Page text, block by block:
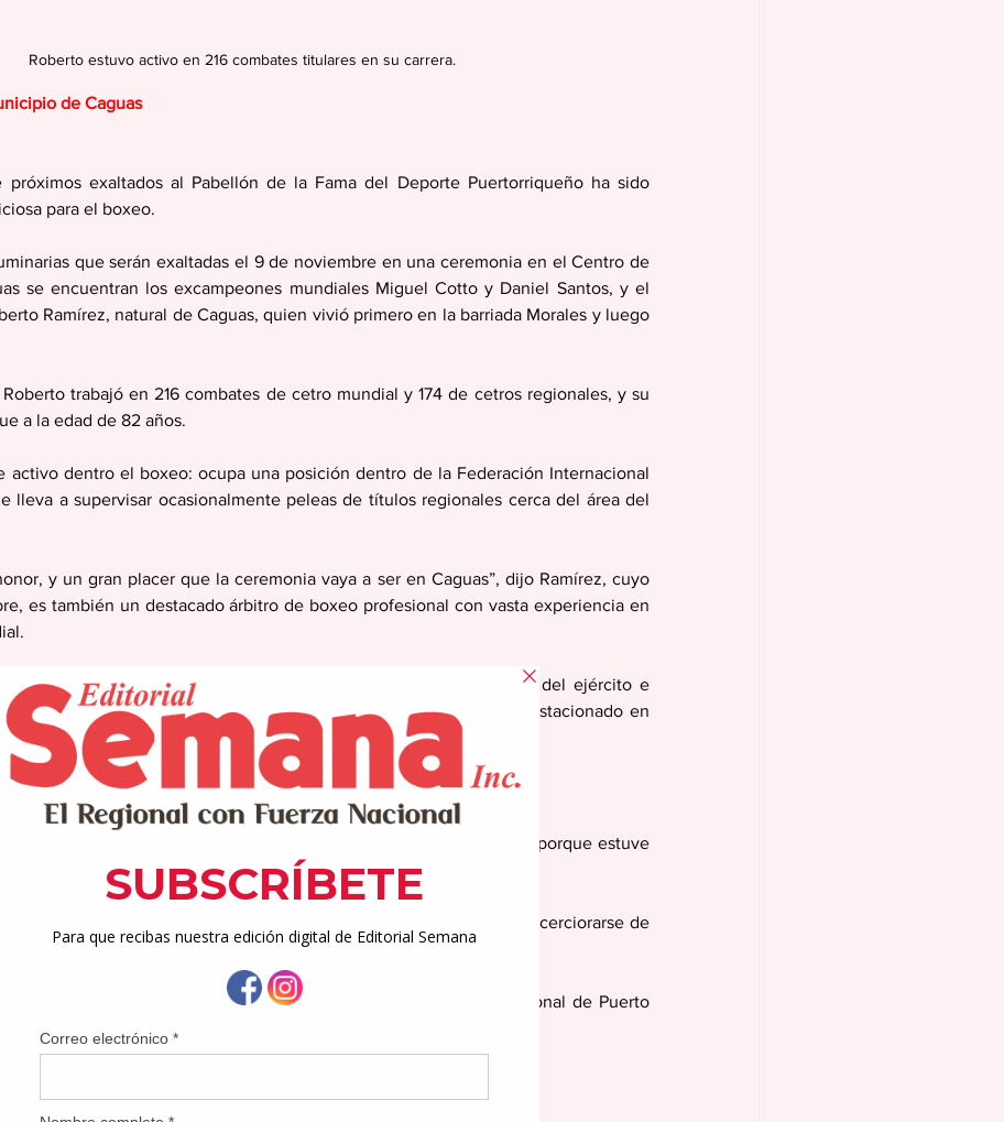
Roberto estuvo activo en 216 combates titulares en su carrera.
de Caguas
próximos exaltados al Pabellón de la Fama del Deporte Puertorriqueño ha sido
para el boxeo.
que serán exaltadas el 9 de noviembre en una ceremonia en el Centro de
se encuentran los excampeones mundiales Miguel Cotto y Daniel Santos, y el
Ramírez, natural de Caguas, quien vivió primero en la barriada Morales y luego
trabajó en 216 combates de cetro mundial y 174 de cetros regionales, y su
a la edad de 82 años.
activo dentro el boxeo: ocupa una posición dentro de la Federación Internacional
lleva a supervisar ocasionalmente peleas de títulos regionales cerca del área del
y un gran placer que la ceremonia vaya a ser en Caguas”, dijo Ramírez, cuyo
es también un destacado árbitro de boxeo profesional con vasta experiencia en
su juventud Roberto fue miembro de la división de paracaidistas del ejército e
peleas de boxeo aficionado en su época militar cuando estaba estacionado en
dijo.
que tardaron mucho en seleccionarme, pero yo no lo creo asII, porque estuve
hace muy poco”.
que conviene esperar un poco después que uno se retire, para cerciorarse de
luego del retiro algún error que empañe su carrera”.
también fue comisionado de la Comisión de Boxeo Profesional de Puerto
puesto cuando se le ofreció el de la FIB.
las dos organizaciones a la vez, y yo lo entiendo”, dijo.